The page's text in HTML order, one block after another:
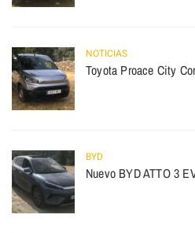
NOTICIAS
Toyota Proace City
BYD
Nuevo BYD ATTO 3